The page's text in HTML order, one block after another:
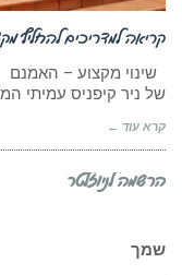
קריאה למדריכים להחליף
של ניר קיפניס עמיתי
קרא עוד ←
הרשמה לניוזלטר
שמך